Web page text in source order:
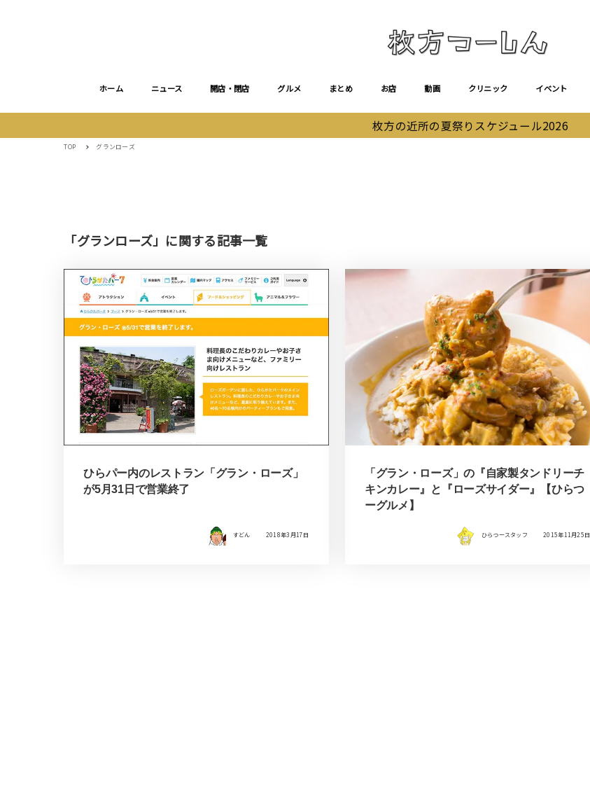
ホーム ニュース 開店・閉店 グルメ まとめ お店 動画 クリニック イベント
枚方の近所の夏祭りスケジュール2026
TOP グランローズ
「グランローズ」に関する記事一覧
ひらパー内のレストラン「グラン・ローズ」
が5月31日で営業終了
すどん 2018年3月17日
「グラン・ローズ」の『自家製タンドリーチ
キンカレー』と『ローズサイダー』【ひらつ
ーグルメ】
ひらつースタッフ 2015年11月25日